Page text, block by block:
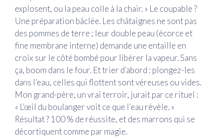
explosent, ou la peau colle à la chair. » Le coupable ?
Une préparation bâclée. Les châtaignes ne sont pas
des pommes de terre ; leur double peau (écorce et
fine membrane interne) demande une entaille en
croix sur le côté bombé pour libérer la vapeur. Sans
ça, boom dans le four. Et trier d’abord : plongez-les
dans l’eau, celles qui flottent sont véreuses ou vides.
Mon grand-père, un vrai terroir, jurait par ce rituel :
« L’œil du boulanger voit ce que l’eau révèle. »
Résultat ? 100 % de réussite, et des marrons qui se
décortiquent comme par magie.